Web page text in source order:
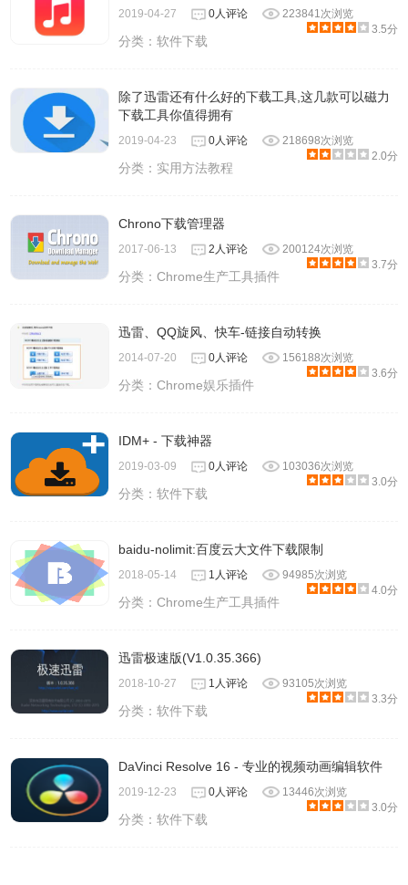
2019-04-27 0人评论
223841次浏览
3.5分
分类：软件下载
除了迅雷还有什么好的下载工具,这几款可以磁力
下载工具你值得拥有
2019-04-23 0人评论
218698次浏览
2.0分
分类： 实用方法教程
Chrono下载管理器
2017-06-13 2人评论
200124次浏览
3.7分
分类：Chrome生产工具插件
迅雷、QQ旋风、快车-链接自动转换
2014-07-20 0人评论
156188次浏览
3.6分
分类：Chrome娱乐插件
IDM+ - 下载神器
2019-03-09 0人评论
103036次浏览
3.0分
分类：软件下载
baidu-nolimit:百度云大文件下载限制
2018-05-14 1人评论
94985次浏览
4.0分
分类：Chrome生产工具插件
迅雷极速版(V1.0.35.366)
2018-10-27 1人评论
93105次浏览
3.3分
分类：软件下载
DaVinci Resolve 16 - 专业的视频动画编辑软件
2019-12-23 0人评论
13446次浏览
3.0分
分类：软件下载